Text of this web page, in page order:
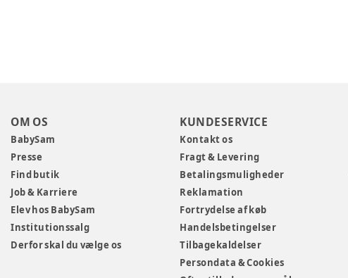
OM OS
BabySam
Presse
Find butik
Job & Karriere
Elev hos BabySam
Institutionssalg
Derfor skal du vælge os
KUNDESERVICE
Kontakt os
Fragt & Levering
Betalingsmuligheder
Reklamation
Fortrydelse af køb
Handelsbetingelser
Tilbagekaldelser
Persondata & Cookies